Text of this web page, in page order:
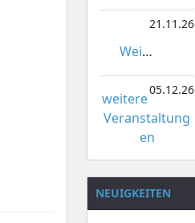
21.11.26
Weihnachtsmarkt Orsoy
05.12.26
weitere
Veranstaltung
en
NEUIGKEITEN